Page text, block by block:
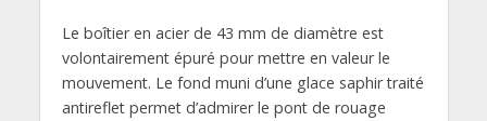
Le boîtier en acier de 43 mm de diamètre est
volontairement épuré pour mettre en valeur le
mouvement. Le fond muni d’une glace saphir traité
antireflet permet d’admirer le pont de rouage